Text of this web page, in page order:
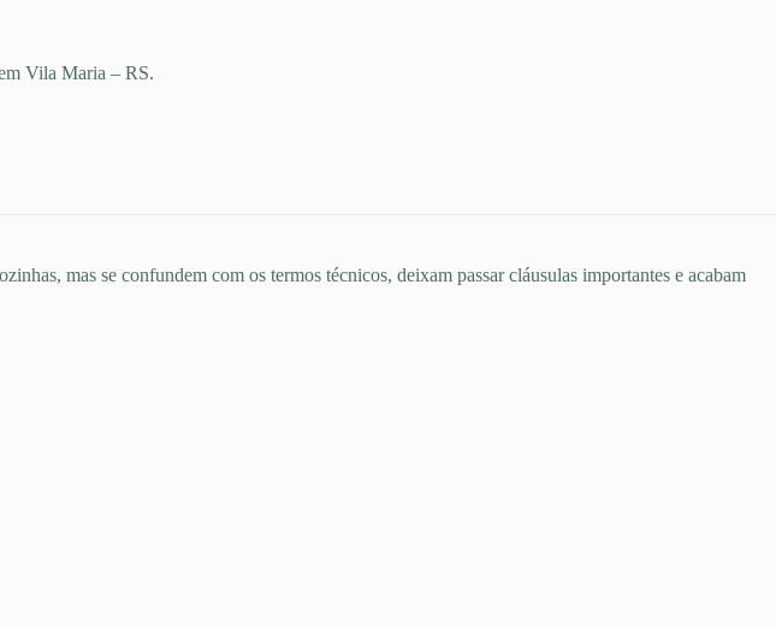
Vila Maria – RS.
mas se confundem com os termos técnicos, deixam passar cláusulas importantes e acabam